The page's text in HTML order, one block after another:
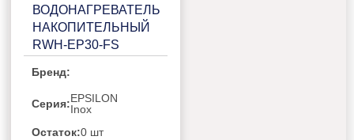
ВОДОНАГРЕВАТЕЛЬ
НАКОПИТЕЛЬНЫЙ
RWH-EP30-FS
Бренд:
Серия:EPSILON
Inox
Остаток:0 шт